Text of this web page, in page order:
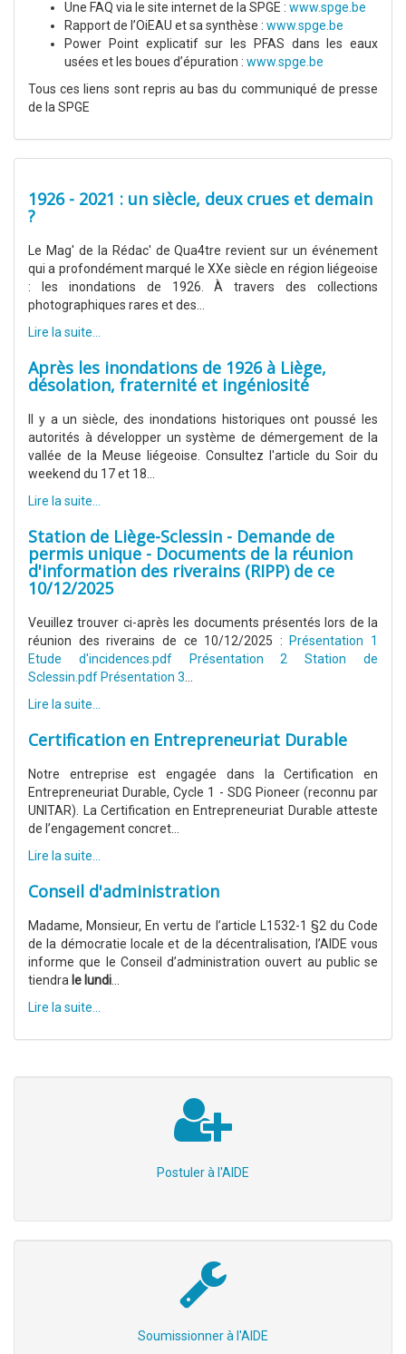
Une FAQ via le site internet de la SPGE : www.spge.be
Rapport de l’OiEAU et sa synthèse : www.spge.be
Power Point explicatif sur les PFAS dans les eaux
usées et les boues d’épuration : www.spge.be
Tous ces liens sont repris au bas du communiqué de presse
de la SPGE
1926 - 2021 : un siècle, deux crues et demain
?
Le Mag' de la Rédac' de Qua4tre revient sur un événement
qui a profondément marqué le XXe siècle en région liégeoise
: les inondations de 1926. À travers des collections
photographiques rares et des...
Lire la suite...
Après les inondations de 1926 à Liège,
désolation, fraternité et ingéniosité
Il y a un siècle, des inondations historiques ont poussé les
autorités à développer un système de démergement de la
vallée de la Meuse liégeoise. Consultez l'article du Soir du
weekend du 17 et 18...
Lire la suite...
Station de Liège-Sclessin - Demande de
permis unique - Documents de la réunion
d'information des riverains (RIPP) de ce
10/12/2025
Veuillez trouver ci-après les documents présentés lors de la
réunion des riverains de ce 10/12/2025 :
Présentation 1
Etude d'incidences.pdf
Présentation 2 Station de
Sclessin.pdf Présentation 3...
Lire la suite...
Certification en Entrepreneuriat Durable
Notre entreprise est engagée dans la Certification en
Entrepreneuriat Durable, Cycle 1 - SDG Pioneer (reconnu par
UNITAR). La Certification en Entrepreneuriat Durable atteste
de l’engagement concret...
Lire la suite...
Conseil d'administration
Madame, Monsieur, En vertu de l’article L1532-1 §2 du Code
de la démocratie locale et de la décentralisation, l’AIDE vous
informe que le Conseil d’administration ouvert au public se
tiendra le lundi...
Lire la suite...
Postuler à l'AIDE
Soumissionner à l'AIDE